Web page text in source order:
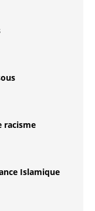
racisme
Islamique